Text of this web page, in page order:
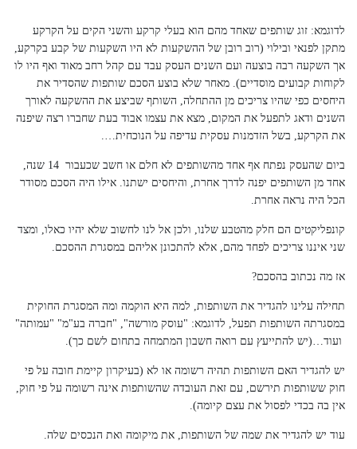
לדוגמא: זוג שותפים שאחד מהם הוא בעלי קרקע והשני הקים על הקרקע
מתקן לפנאי ובילוי (רוב רובן של ההשקעות לא היו השקעות של קבע בקרקע,
אך השקעה רבה בוצעה ועם השנים העסק עבד עם קהל רחב מאוד ואף היו לו
לקוחות קבועים מוסדיים). מאחר שלא בוצע הסכם שותפות שהסדיר את
היחסים כפי שהיו צריכים מן ההתחלה, השותף שביצע את ההשקעה לאורך
השנים ודאג לתפעל את המקום, מצא את עצמו אבוד בעת שחברו רצה שיפנה
את הקרקע, בשל הזדמנות עסקית עדיפה על הנוכחית….
ביום שהעסק נפתח אף אחד מהשותפים לא חלם או חשב שכעבור 14 שנה,
אחד מן השותפים יפנה לדרך אחרת, והיחסים ישתנו. אילו היה הסכם מסודר
הכל היה נראה אחרת.
קונפליקטים הם חלק מהטבע שלנו, ולכן אל לנו לחשוב שלא יהיו כאלו, ומצד
שני איננו צריכים לפחד מהם, אלא להתכונן אליהם במסגרת ההסכם.
אז מה נכתוב בהסכם?
תחילה עלינו להגדיר את השותפות, למה היא הוקמה ומה המסגרת החוקית
במסגרתה השותפות תפעל, לדוגמא: "עוסק מורשה", "חברה בע"מ" "עמותה"
ועוד…(יש להתייעץ עם רואה חשבון המתמחה בתחום לשם כך).
יש להגדיר האם השותפות תהיה רשומה או לא (בעיקרון קיימת חובה על פי
חוק ששותפות תירשם, עם זאת העובדה שהשותפות אינה רשומה על פי חוק,
אין בה בכדי לפסול את עצם קיומה).
עוד יש להגדיר את שמה של השותפות, את מיקומה ואת הנכסים שלה.